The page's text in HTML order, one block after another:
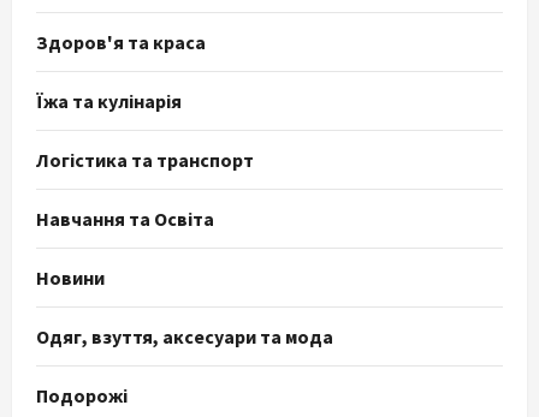
Здоров'я та краса
Їжа та кулінарія
Логістика та транспорт
Навчання та Освіта
Новини
Одяг, взуття, аксесуари та мода
Подорожі